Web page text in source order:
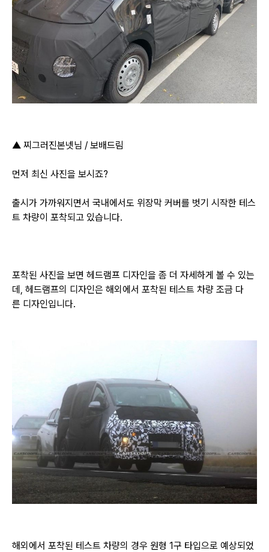
▲ 찌그러진본넷님 / 보배드림
먼저 최신 사진을 보시죠?
출시가 가까워지면서 국내에서도 위장막 커버를 벗기 시작한 테스
트 차량이 포착되고 있습니다.
포착된 사진을 보면 헤드램프 디자인을 좀 더 자세하게 볼 수 있는
데, 헤드램프의 디자인은 해외에서 포착된 테스트 차량 조금 다
른 디자인입니다.
해외에서 포착된 테스트 차량의 경우 원형 1구 타입으로 예상되었